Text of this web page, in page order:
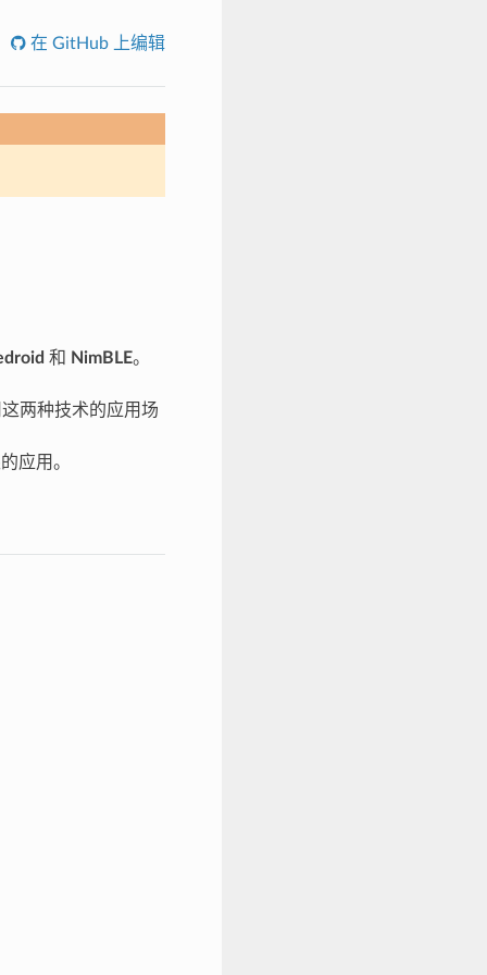
在 GitHub 上编辑
和 NimBLE。
两种技术的应用场
应用。